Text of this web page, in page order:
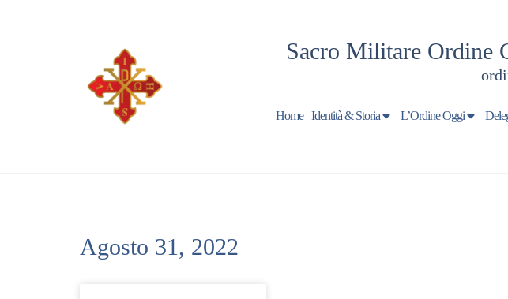
Sacro Militare Ordine
Home Identità & Storia L’Ordine Oggi
Agosto 31, 2022